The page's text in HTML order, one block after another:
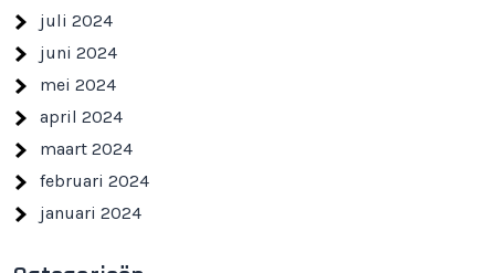
juli 2024
juni 2024
mei 2024
april 2024
maart 2024
februari 2024
januari 2024